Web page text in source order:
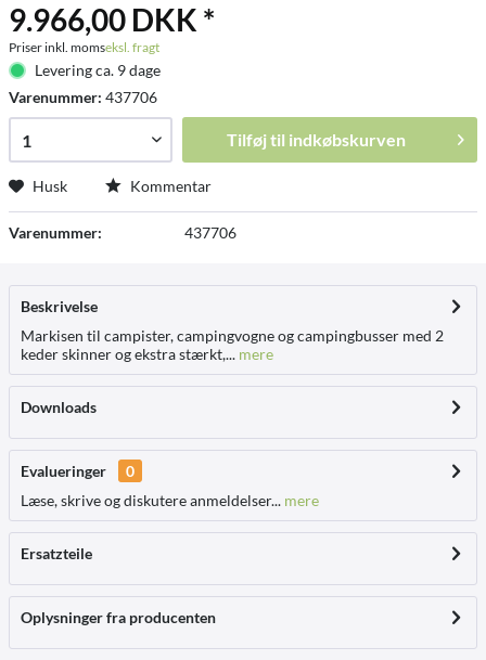
9.966,00 DKK *
Priser inkl. momseksl. fragt
Levering ca. 9 dage
Varenummer: 437706
Tilføj til indkøbskurven
Husk Kommentar
Varenummer: 437706
Beskrivelse
Markisen til campister, campingvogne og campingbusser med 2
keder skinner og ekstra stærkt,... mere
Downloads
Evalueringer
0
Læse, skrive og diskutere anmeldelser... mere
Ersatzteile
Oplysninger fra producenten